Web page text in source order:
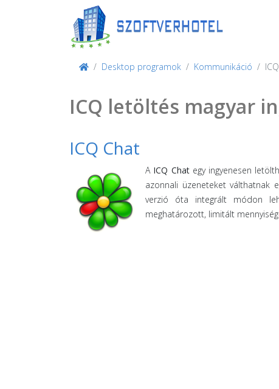
Desktop programok Kommunikáció ICQ
ICQ letöltés magyar
ICQ Chat
A ICQ Chategy ingyenesen
azonnali üzeneteket válthatnak
verzió óta integrált módon
meghatározott, limitált